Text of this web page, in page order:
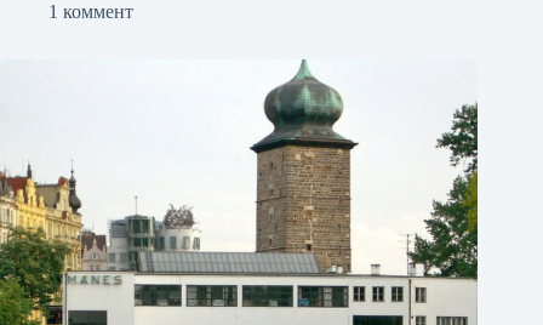
1 коммент